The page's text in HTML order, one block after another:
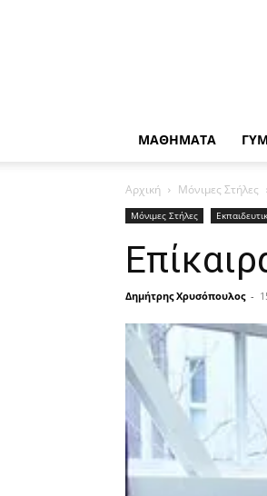
ΜΑΘΗΜΑΤΑ
Αρχική Μόνιμες Στήλες
Μόνιμες Στήλες
Δημήτρης Χρυσόπουλος -